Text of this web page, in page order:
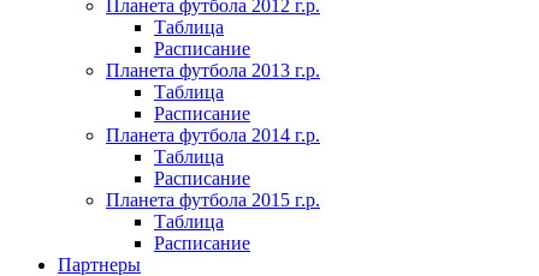
Планета футбола 2012 г.р.
Таблица
Расписание
Планета футбола 2013 г.р.
Таблица
Расписание
Планета футбола 2014 г.р.
Таблица
Расписание
Планета футбола 2015 г.р.
Таблица
Расписание
Партнеры